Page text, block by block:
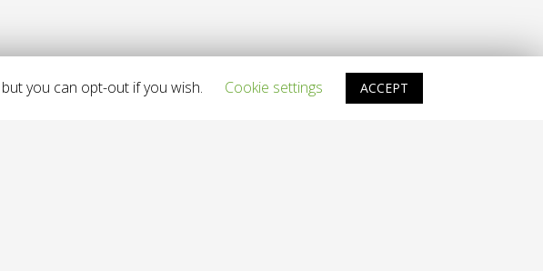
you can opt-out if you wish. Cookie settings ACCEPT